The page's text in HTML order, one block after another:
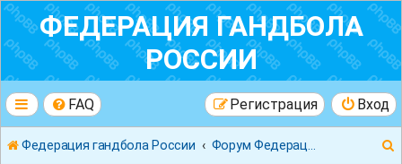
ФЕДЕРАЦИЯ ГАНДБОЛА
РОССИИ
FAQ Вход
Регистрация
Федерация гандбола России